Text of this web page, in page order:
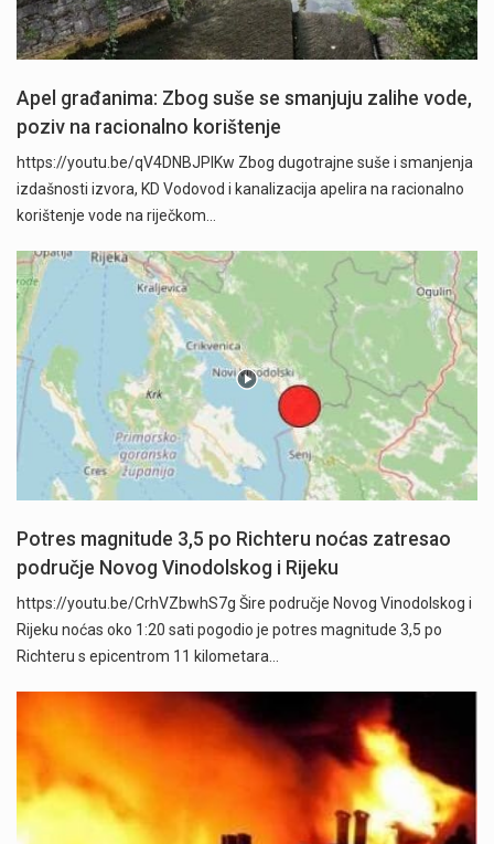
Apel građanima: Zbog suše se smanjuju zalihe vode,
poziv na racionalno korištenje
https://youtu.be/qV4DNBJPlKw Zbog dugotrajne suše i smanjenja
izdašnosti izvora, KD Vodovod i kanalizacija apelira na racionalno
korištenje vode na riječkom…
Potres magnitude 3,5 po Richteru noćas zatresao
područje Novog Vinodolskog i Rijeku
https://youtu.be/CrhVZbwhS7g Šire područje Novog Vinodolskog i
Rijeku noćas oko 1:20 sati pogodio je potres magnitude 3,5 po
Richteru s epicentrom 11 kilometara…